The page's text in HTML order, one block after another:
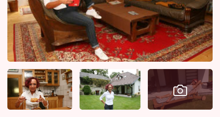
Sledujte prima+
Filmový festival Karlovy Vary
Pořady
Mámy sobě